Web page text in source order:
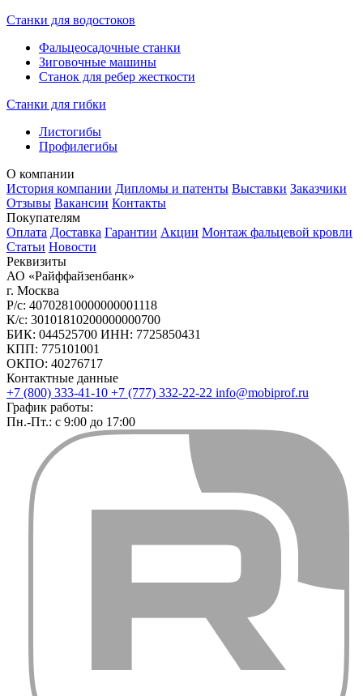
Станки для водостоков
Фальцеосадочные станки
Зиговочные машины
Станок для ребер жесткости
Станки для гибки
Листогибы
Профилегибы
О компании
История компании Дипломы и патенты Выставки Заказчики
Отзывы Вакансии Контакты
Покупателям
Оплата Доставка Гарантии Акции Монтаж фальцевой кровли
Статьи Новости
Реквизиты
АО «Райффайзенбанк»
г. Москва
Р/с: 40702810000000001118
К/с: 30101810200000000700
БИК: 044525700 ИНН: 7725850431
КПП: 775101001
ОКПО: 40276717
Контактные данные
+7 (800) 333-41-10 +7 (777) 332-22-22 info@mobiprof.ru
График работы:
Пн.-Пт.: с 9:00 до 17:00